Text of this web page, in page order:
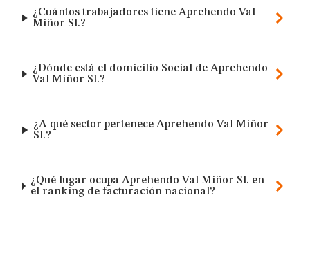
¿Cuántos trabajadores tiene Aprehendo Val
Miñor Sl.?
¿Dónde está el domicilio Social de Aprehendo
Val Miñor Sl.?
¿A qué sector pertenece Aprehendo Val Miñor
Sl.?
¿Qué lugar ocupa Aprehendo Val Miñor Sl. en
el ranking de facturación nacional?